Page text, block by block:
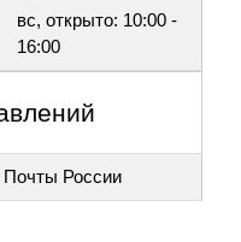
вс, открыто: 10:00 -
16:00
России